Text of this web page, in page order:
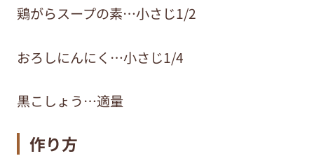
鶏がらスープの素…小さじ1/2
おろしにんにく…小さじ1/4
黒こしょう…適量
作り方